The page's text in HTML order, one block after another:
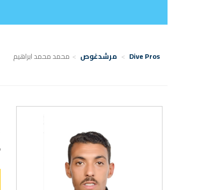
Dive Pros مرشدغوص محمد محمد ابراهيم